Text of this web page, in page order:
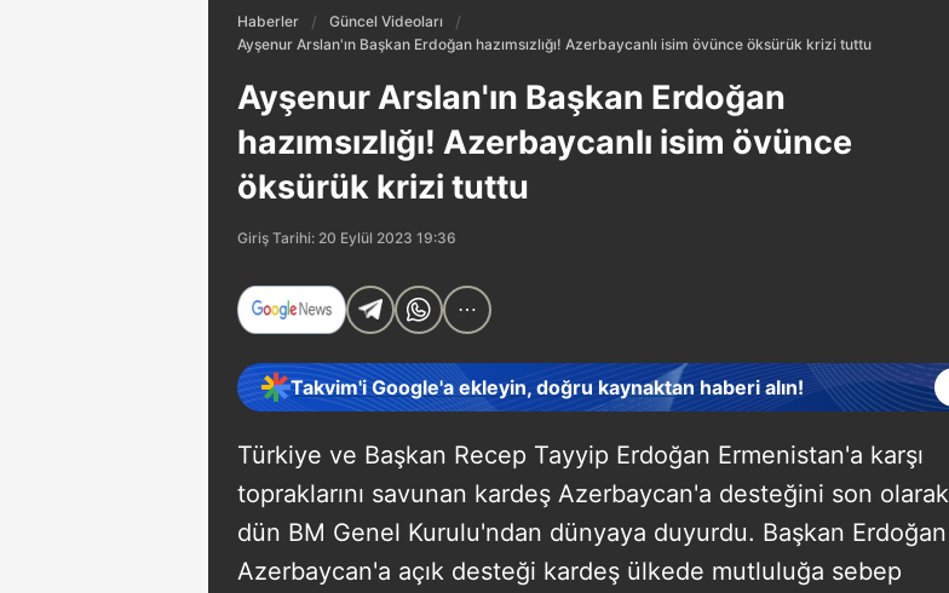
Haberler
Güncel Videoları
Ayşenur Arslan'ın Başkan Erdoğan hazımsızlığı! Azerbaycanlı isim övünce öksürük krizi tuttu
Ayşenur Arslan'ın Başkan Erdoğan
hazımsızlığı! Azerbaycanlı isim övünce
öksürük krizi tuttu
Giriş Tarihi: 20 Eylül 2023 19:36
Takvim'i Google'a ekleyin, doğru kaynaktan haberi alın!
Türkiye ve Başkan Recep Tayyip Erdoğan Ermenistan'a karşı
topraklarını savunan kardeş Azerbaycan'a desteğini son olarak
dün BM Genel Kurulu'ndan dünyaya duyurdu. Başkan Erdoğan
Azerbaycan'a açık desteği kardeş ülkede mutluluğa sebep